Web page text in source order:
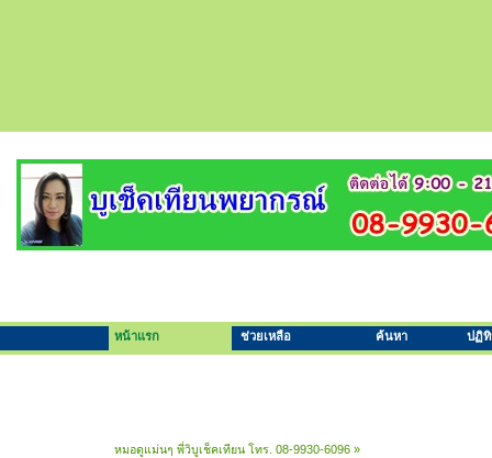
หน้าแรก ช่วยเหลือ ค้นหา ปฏิ
หมอดูแม่นๆ พี่วิบูเช็คเทียน โทร. 08-9930-6096 »